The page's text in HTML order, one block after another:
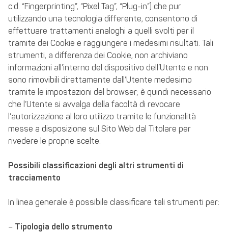
c.d. “Fingerprinting”, “Pixel Tag”, “Plug-in”) che pur
utilizzando una tecnologia differente, consentono di
effettuare trattamenti analoghi a quelli svolti per il
tramite dei Cookie e raggiungere i medesimi risultati. Tali
strumenti, a differenza dei Cookie, non archiviano
informazioni all’interno del dispositivo dell’Utente e non
sono rimovibili direttamente dall’Utente medesimo
tramite le impostazioni del browser; è quindi necessario
che l’Utente si avvalga della facoltà di revocare
l’autorizzazione al loro utilizzo tramite le funzionalità
messe a disposizione sul Sito Web dal Titolare per
rivedere le proprie scelte.
Possibili classificazioni degli altri strumenti di
tracciamento
In linea generale è possibile classificare tali strumenti per:
– Tipologia dello strumento